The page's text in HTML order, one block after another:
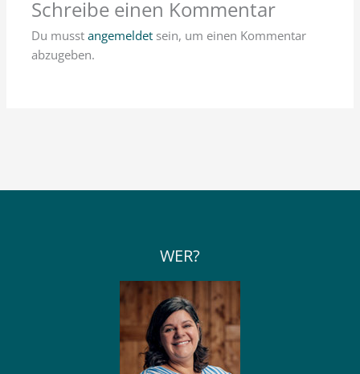
Schreibe einen Kommentar
Du musstangemeldet sein, um einen Kommentar
abzugeben.
WER?